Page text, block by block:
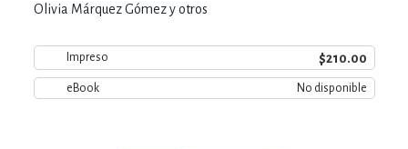
Olivia Márquez Gómez y otros
Impreso $210.00
eBook No disponible